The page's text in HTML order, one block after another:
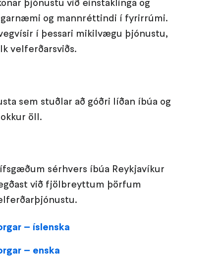
þjónustu við einstaklinga og
og mannréttindi í fyrirrúmi.
í þessari mikilvægu þjónustu,
velferðarsviðs.
sem stuðlar að góðri líðan íbúa og
öll.
sérhvers íbúa Reykjavíkur
við fjölbreyttum þörfum
– íslenska
– enska